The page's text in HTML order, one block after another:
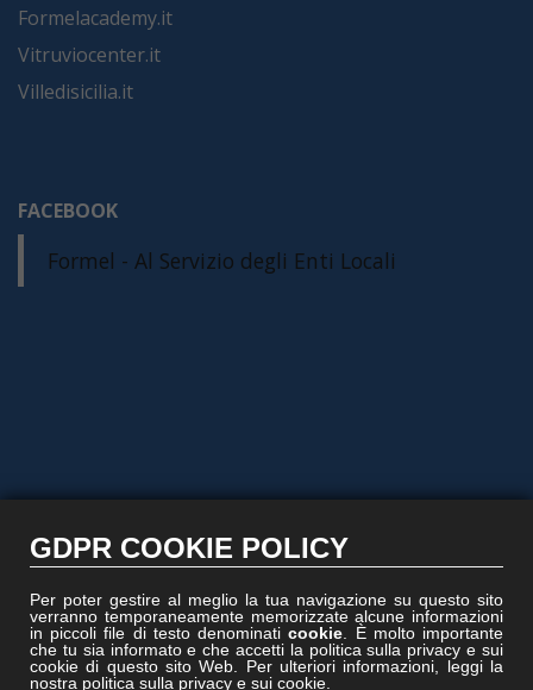
Formelacademy.it
Vitruviocenter.it
Villedisicilia.it
FACEBOOK
Formel - Al Servizio degli Enti Locali
GDPR COOKIE POLICY
Per poter gestire al meglio la tua navigazione su questo sito
verranno temporaneamente memorizzate alcune informazioni
in piccoli file di testo denominaticookie . È molto importante
che tu sia informato e che accetti la politica sulla privacy e sui
cookie di questo sito Web. Per ulteriori informazioni, leggi la
nostra politica sulla privacy e sui cookie.